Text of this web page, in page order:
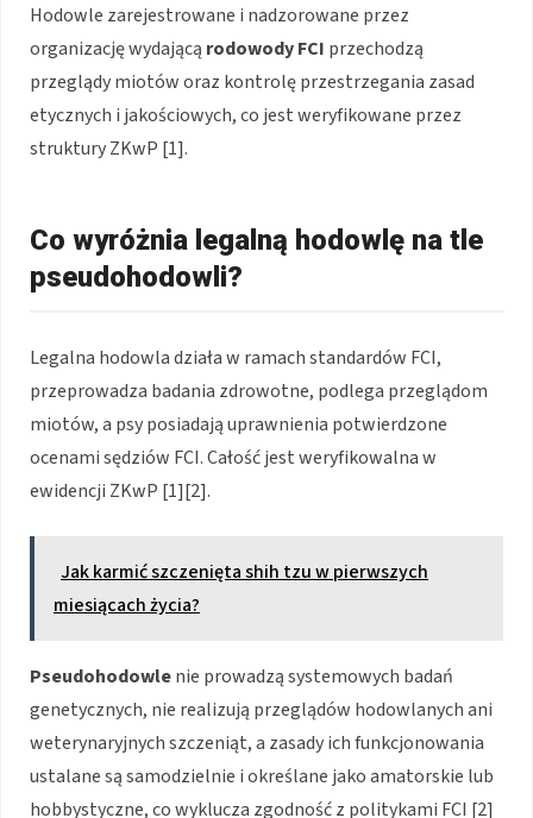
Hodowle zarejestrowane i nadzorowane przez
organizację wydającą rodowody FCI przechodzą
przeglądy miotów oraz kontrolę przestrzegania zasad
etycznych i jakościowych, co jest weryfikowane przez
struktury ZKwP [1].
Co wyróżnia legalną hodowlę na tle
pseudohodowli?
Legalna hodowla działa w ramach standardów FCI,
przeprowadza badania zdrowotne, podlega przeglądom
miotów, a psy posiadają uprawnienia potwierdzone
ocenami sędziów FCI. Całość jest weryfikowalna w
ewidencji ZKwP [1][2].
Jak karmić szczenięta shih tzu w pierwszych
miesiącach życia?
Pseudohodowlenie prowadzą systemowych badań
genetycznych, nie realizują przeglądów hodowlanych ani
weterynaryjnych szczeniąt, a zasady ich funkcjonowania
ustalane są samodzielnie i określane jako amatorskie lub
hobbystyczne, co wyklucza zgodność z politykami FCI [2]